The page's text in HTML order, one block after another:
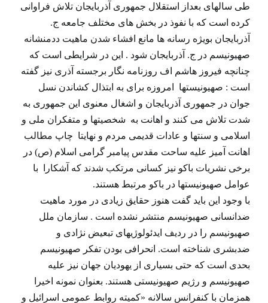
طی سالهای بعداز استقلال جمهوری آذربایجان تلاش فراوانی
کرده است که با نفوذ در بخش های مختلف جامعه ج.
آذربایجان بویژه رسانه ها مانع افشاء شدن ماهیت ددمنشانه
صهیونیسم در ج. آذربایجان شود . این در شرایطی است که
چنانچه فیروز هاشم اف روزنامه نگار برجسته آذری نیز گفته
است : صهیونیستها امروزه برای به ابتذال کشاندن نسل
جوان در جمهوری آذربایجان و اشغال معنوی این جمهوری به
شدت تلاش می کنند و اهانت به شخصیتها و متفکران ملی و
اسلامی و سنتها و عادات قدیمی مردم و نهایتا چاپ مطالب
اهانت آمیز علیه ساحت مقدس پیامبر گرامی اسلام (ص) در
برخی نشریات باکو نیز کسانی مرتکب شدند که آشکارا با
عوامل صهیونیستها در باکو مرتبط هستند.
با وجود این باید گفت هنوز حقایق زیادی در مورد ماهیت
ضدانسانی صهیونیسم منتشر نشده است . سازمان ملل
صهیونیسم را در ردیف ایدئولوژیهای تبعیض نژادی و
ضدبشری شناخته است. انحرافی بودن تفکر صهیونیسم
بحدی است که حتی بسیاری از یهودیان جهان نیز علیه
صهیونیسم و رژیم صهیونیستی هستند. بعنوان نمونه اخیرا
همزمان با کنفرانس سالانه «کمیته روابط عمومی اسرائیل و